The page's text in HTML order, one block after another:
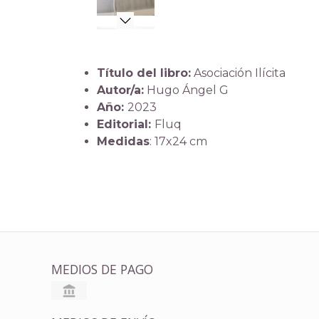
Título del libro:Asociación Ilícita
Autor/a:Hugo Ángel G
Año: 2023
Editorial: Fluq
Medidas: 17x24 cm
MEDIOS DE PAGO